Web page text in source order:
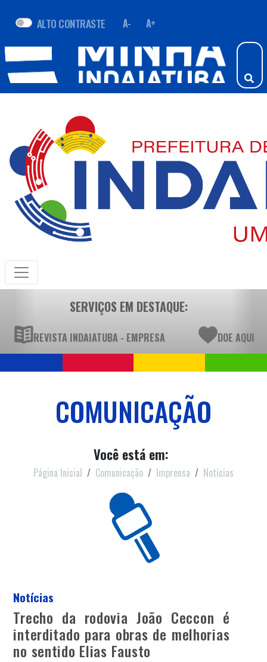
ALTO CONTRASTE A- A+
SERVIÇOS EM DESTAQUE:
REVISTA INDAIATUBA - EMPRESA DOE AQUI
COMUNICAÇÃO
Você está em:
Página Inicial Comunicação Imprensa Notícias
Notícias
Trecho da rodovia João Ceccon é
interditado para obras de melhorias
no sentido Elias Fausto